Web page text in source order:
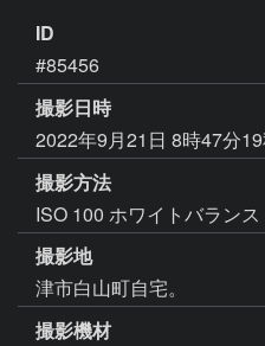
ID
#85456
撮影日時
2022年9月21日 8時47分
撮影方法
ISO 100 ホワイトバラン
撮影地
津市白山町自宅。
撮影機材